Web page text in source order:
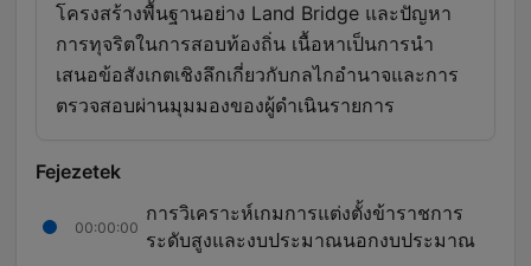
โครงสร้างพื้นฐานอย่าง Land Bridge และปัญหา
การทุจริตในการสอบท้องถิ่น เนื้อหาเป็นการนำ
เสนอข้อสังเกตเชิงลึกเกี่ยวกับกลไกอำนาจและการ
ตรวจสอบผ่านมุมมองของผู้ดำเนินรายการ
Fejezetek
00:00:00
การวิเคราะห์เกมการแต่งตั้งข้าราชการ
ระดับสูงและงบประมาณนอกงบประมาณ